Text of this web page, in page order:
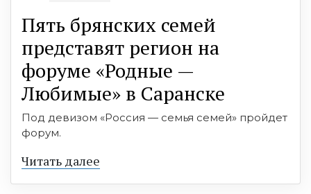
Пять брянских семей
представят регион на
форуме «Родные —
Любимые» в Саранске
Под девизом «Россия — семья семей» пройдет
форум.
Читать далее